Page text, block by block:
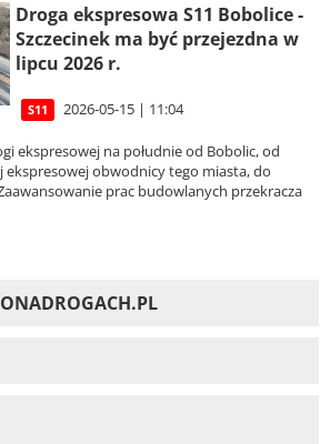
Droga ekspresowa S11 Bobolice -
Szczecinek ma być przejezdna w
lipcu 2026 r.
S11 2026-05-15 | 11:04
ekspresowej na południe od Bobolic, od
ekspresowej obwodnicy tego miasta, do
prac budowlanych przekracza